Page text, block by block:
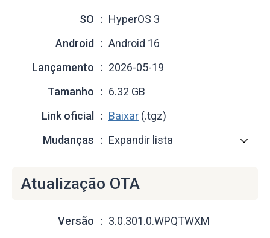
SO
HyperOS 3
Android
Android 16
Lançamento
2026-05-19
Tamanho
6.32 GB
Link oficial
Baixar (.tgz)
Mudanças
Expandir lista
Atualização OTA
Versão
3.0.301.0.WPQTWXM